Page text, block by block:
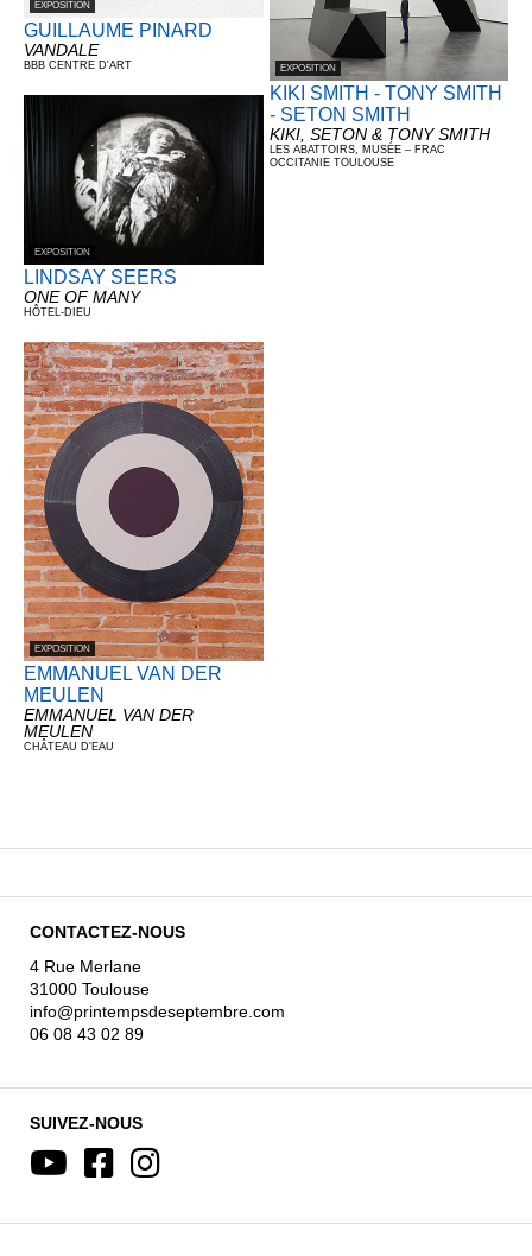
EXPOSITION
GUILLAUME PINARD
VANDALE
BBB CENTRE D'ART
EXPOSITION
LINDSAY SEERS
ONE OF MANY
HÔTEL-DIEU
EXPOSITION
EMMANUEL VAN DER
MEULEN
EMMANUEL VAN DER
MEULEN
CHÂTEAU D'EAU
EXPOSITION
KIKI SMITH - TONY SMITH
- SETON SMITH
KIKI, SETON & TONY SMITH
LES ABATTOIRS, MUSÉE – FRAC
OCCITANIE TOULOUSE
CONTACTEZ-NOUS
4 Rue Merlane
31000 Toulouse
info@printempsdeseptembre.com
06 08 43 02 89
SUIVEZ-NOUS